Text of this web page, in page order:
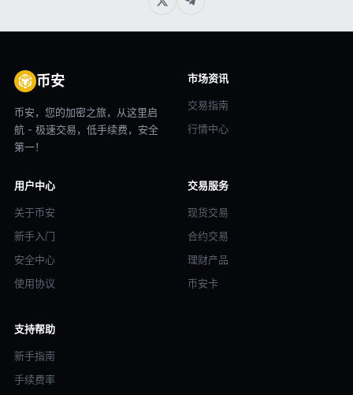
币安
币安，您的加密之旅，从这里启
航 - 极速交易，低手续费，安全
第一！
市场资讯
交易指南
行情中心
用户中心
关于币安
新手入门
安全中心
使用协议
交易服务
现货交易
合约交易
理财产品
币安卡
支持帮助
新手指南
手续费率